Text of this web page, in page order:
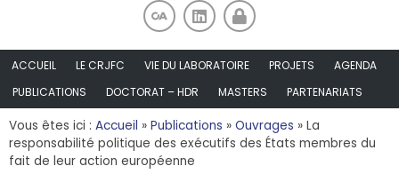
ACCUEIL LE CRJFC VIE DU LABORATOIRE PROJETS
AGENDA
PUBLICATIONS
DOCTORAT – HDR MASTERS PARTENARIATS
Vous êtes ici : Accueil » Publications » Ouvrages » La
responsabilité politique des exécutifs des États membres du
fait de leur action européenne